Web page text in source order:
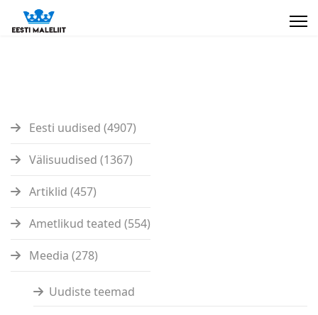
Eesti uudised (4907)
Välisuudised (1367)
Artiklid (457)
Ametlikud teated (554)
Meedia (278)
Uudiste teemad